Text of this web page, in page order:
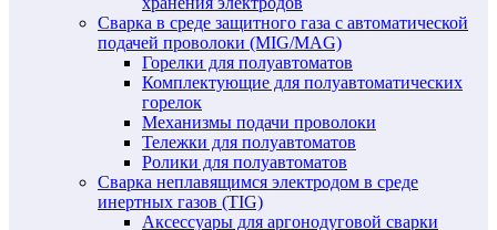
Сварка в среде защитного газа с автоматической
подачей проволоки (MIG/MAG)
Горелки для полуавтоматов
Комплектующие для полуавтоматических
горелок
Механизмы подачи проволоки
Тележки для полуавтоматов
Ролики для полуавтоматов
Сварка неплавящимся электродом в среде
инертных газов (TIG)
Аксессуары для аргонодуговой сварки